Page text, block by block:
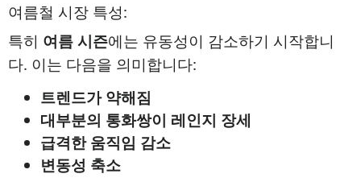
여름철 시장 특성:
특히 여름 시즌에는 유동성이 감소하기 시작합니
다. 이는 다음을 의미합니다:
트렌드가 약해짐
대부분의 통화쌍이 레인지 장세
급격한 움직임 감소
변동성 축소